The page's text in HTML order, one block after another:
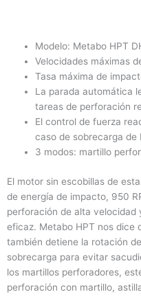
Modelo: Metabo HPT
Velocidades máximas
Tasa máxima de
La parada automática
tareas de perforación
El control de fuerza
caso de sobrecarga de
3 modos: martillo
El motor sin escobillas de
de energía de impacto, 950
perforación de alta velocidad
eficaz. Metabo HPT nos dice
también detiene la rotación
sobrecarga para evitar
los martillos perforadores,
perforación con martillo,